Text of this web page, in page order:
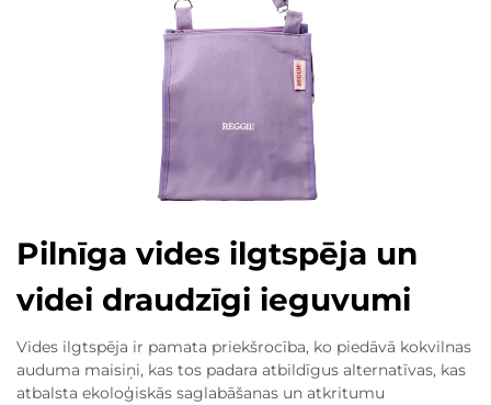
Pilnīga vides ilgtspēja un
videi draudzīgi ieguvumi
Vides ilgtspēja ir pamata priekšrocība, ko piedāvā kokvilnas
auduma maisiņi, kas tos padara atbildīgus alternatīvas, kas
atbalsta ekoloģiskās saglabāšanas un atkritumu